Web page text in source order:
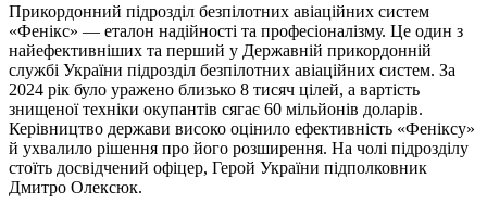
Прикордонний підрозділ безпілотних авіаційних систем
«Фенікс» — еталон надійності та професіоналізму. Це один з
найефективніших та перший у Державній прикордонній
службі України підрозділ безпілотних авіаційних систем. За
2024 рік було уражено близько 8 тисяч цілей, а вартість
знищеної техніки окупантів сягає 60 мільйонів доларів.
Керівництво держави високо оцінило ефективність «Феніксу»
й ухвалило рішення про його розширення. На чолі підрозділу
стоїть досвідчений офіцер, Герой України підполковник
Дмитро Олексюк.